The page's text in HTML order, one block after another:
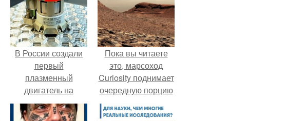
В России создали
первый
плазменный
двигатель на
криптоне.
Пока вы читаете
это, марсоход
Curiosity поднимает
очередную порцию